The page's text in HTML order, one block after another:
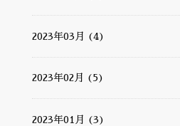
2023年03月 (4)
2023年02月 (5)
2023年01月 (3)